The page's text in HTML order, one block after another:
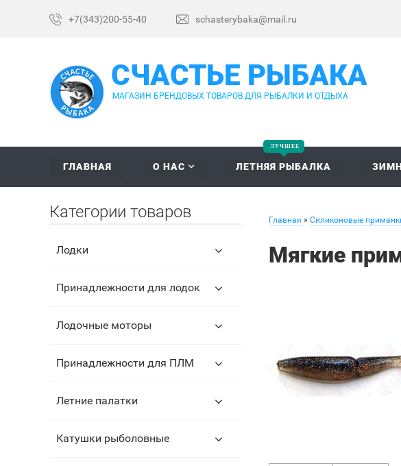
+7(343)200-55-40 schasterybaka@mail.ru
СЧАСТЬЕ РЫБАКА
МАГАЗИН БРЕНДОВЫХ ТОВАРОВ ДЛЯ РЫБАЛКИ И ОТДЫХА
ГЛАВНАЯ О НАС ЛЕТНЯЯ РЫБАЛКА
Главная » Силиконовые
Мягкие
Категории товаров
Лодки
Принадлежности для лодок
Лодочные моторы
Принадлежности для ПЛМ
Летние палатки
Катушки рыболовные